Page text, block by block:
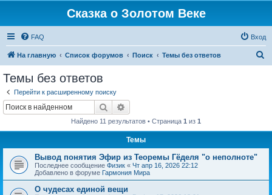
Сказка о Золотом Веке
FAQ Вход
На главную Список форумов Поиск Темы без ответов
Темы без ответов
Перейти к расширенному поиску
Поиск
Найдено 11 результатов • Страница 1 из 1
Темы
Вывод понятия Эфир из Теоремы Гёделя "о неполноте"
Последнее сообщение Физик « Чт апр 16, 2026 22:12
Добавлено в форуме Гармония Мира
О чудесах единой вещи